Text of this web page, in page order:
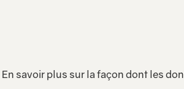
En savoir plus sur la façon dont les